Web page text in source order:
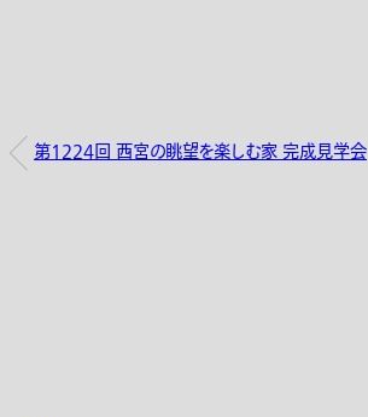
第1224回 西宮の眺望を楽しむ家 完成見学会